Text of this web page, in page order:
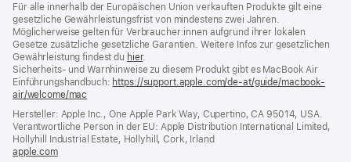
Für alle innerhalb der Europäischen Union verkauften Produkte gilt eine
gesetzliche Gewährleistungsfrist von mindestens zwei Jahren.
Möglicherweise gelten für Verbraucher:innen aufgrund ihrer lokalen
Gesetze zusätzliche gesetzliche Garantien. Weitere Infos zur gesetzlichen
Gewährleistung findest du hier.
Sicherheits- und Warnhinweise zu diesem Produkt gibt es MacBook Air
Einführungshandbuch: https://support.apple.com/de-at/guide/macbook-
air/welcome/mac
neues
Fenster)
Hersteller: Apple Inc., One Apple Park Way, Cupertino, CA 95014, USA.
Verantwortliche Person in der EU: Apple Distribution International Limited,
Hollyhill Industrial Estate, Hollyhill, Cork, Irland
apple.com(öffnet